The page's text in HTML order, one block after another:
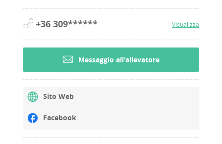
+36 309****** Visualizza
Messaggio all'allevatore
Sito Web
Facebook